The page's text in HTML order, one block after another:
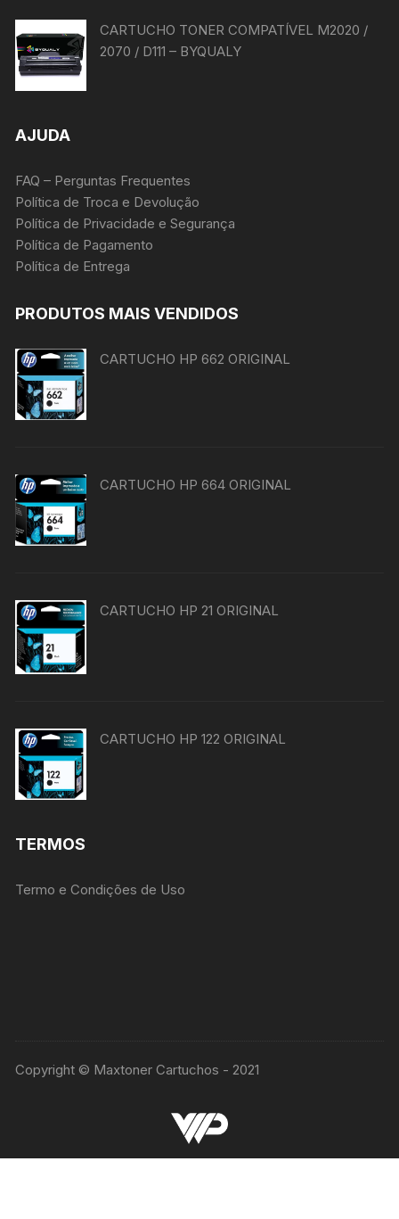
CARTUCHO TONER COMPATÍVEL M2020 /
2070 / D111 – BYQUALY
AJUDA
FAQ – Perguntas Frequentes
Política de Troca e Devolução
Política de Privacidade e Segurança
Política de Pagamento
Política de Entrega
PRODUTOS MAIS VENDIDOS
CARTUCHO HP 662 ORIGINAL
CARTUCHO HP 664 ORIGINAL
CARTUCHO HP 21 ORIGINAL
CARTUCHO HP 122 ORIGINAL
TERMOS
Termo e Condições de Uso